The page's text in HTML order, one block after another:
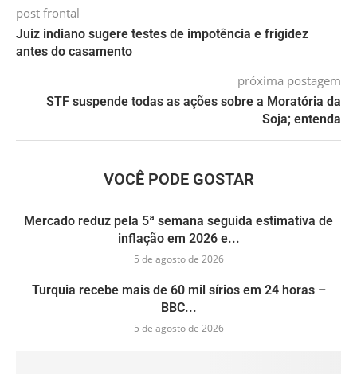
post frontal
Juiz indiano sugere testes de impotência e frigidez
antes do casamento
próxima postagem
STF suspende todas as ações sobre a Moratória da
Soja; entenda
VOCÊ PODE GOSTAR
Mercado reduz pela 5ª semana seguida estimativa de
inflação em 2026 e...
5 de agosto de 2026
Turquia recebe mais de 60 mil sírios em 24 horas –
BBC...
5 de agosto de 2026